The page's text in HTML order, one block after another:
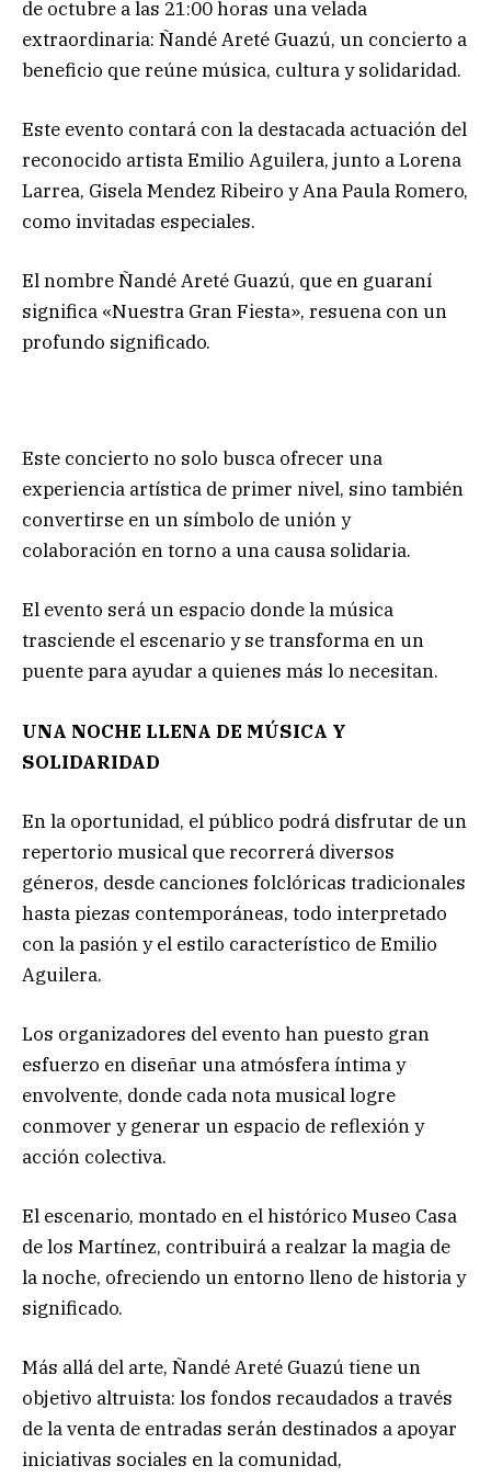
de octubre a las 21:00 horas una velada
extraordinaria: Ñandé Areté Guazú, un concierto a
beneficio que reúne música, cultura y solidaridad.
Este evento contará con la destacada actuación del
reconocido artista Emilio Aguilera, junto a Lorena
Larrea, Gisela Mendez Ribeiro y Ana Paula Romero,
como invitadas especiales.
El nombre Ñandé Areté Guazú, que en guaraní
significa «Nuestra Gran Fiesta», resuena con un
profundo significado.
Este concierto no solo busca ofrecer una
experiencia artística de primer nivel, sino también
convertirse en un símbolo de unión y
colaboración en torno a una causa solidaria.
El evento será un espacio donde la música
trasciende el escenario y se transforma en un
puente para ayudar a quienes más lo necesitan.
UNA NOCHE LLENA DE MÚSICA Y
SOLIDARIDAD
En la oportunidad, el público podrá disfrutar de un
repertorio musical que recorrerá diversos
géneros, desde canciones folclóricas tradicionales
hasta piezas contemporáneas, todo interpretado
con la pasión y el estilo característico de Emilio
Aguilera.
Los organizadores del evento han puesto gran
esfuerzo en diseñar una atmósfera íntima y
envolvente, donde cada nota musical logre
conmover y generar un espacio de reflexión y
acción colectiva.
El escenario, montado en el histórico Museo Casa
de los Martínez, contribuirá a realzar la magia de
la noche, ofreciendo un entorno lleno de historia y
significado.
Más allá del arte, Ñandé Areté Guazú tiene un
objetivo altruista: los fondos recaudados a través
de la venta de entradas serán destinados a apoyar
iniciativas sociales en la comunidad,